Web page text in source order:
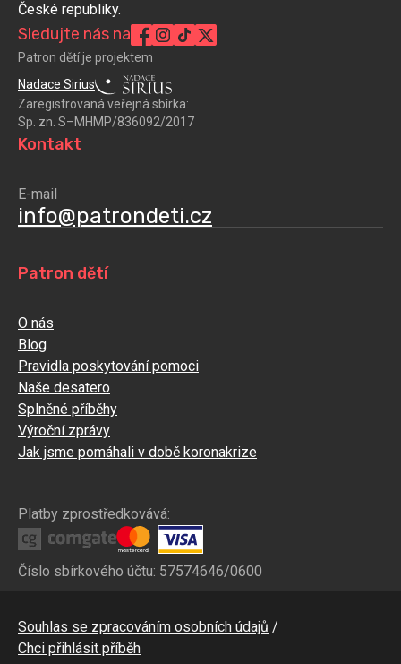
České republiky.
Sledujte nás na
Patron dětí je projektem
Nadace Sirius
Zaregistrovaná veřejná sbírka:
Sp. zn. S–MHMP/836092/2017
Patron dětí
O nás
Blog
Pravidla poskytování pomoci
Naše desatero
Splněné příběhy
Výroční zprávy
Jak jsme pomáhali v době koronakrize
Kontakt
E-mail
info@patrondeti.cz
Platby zprostředkovává:
Číslo sbírkového účtu: 57574646/0600
Bottom
CZ
Souhlas se zpracováním osobních údajů
Chci přihlásit příběh